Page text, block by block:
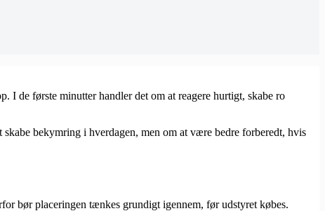
I de første minutter handler det om at reagere hurtigt, skabe ro
bekymring i hverdagen, men om at være bedre forberedt, hvis
bør placeringen tænkes grundigt igennem, før udstyret købes.